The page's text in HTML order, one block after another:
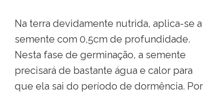
Na terra devidamente nutrida, aplica-se a
semente com 0,5cm de profundidade.
Nesta fase de germinação, a semente
precisará de bastante água e calor para
que ela sai do período de dormência. Por